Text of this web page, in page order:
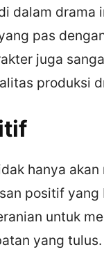
dalam drama
pas
juga
produksi
hanya akan
positif yang
untuk
yang